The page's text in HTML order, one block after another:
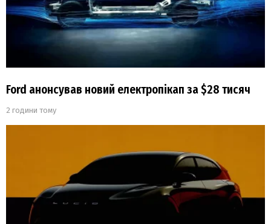
Ford анонсував новий електропікап за $28 тисяч
2 години тому